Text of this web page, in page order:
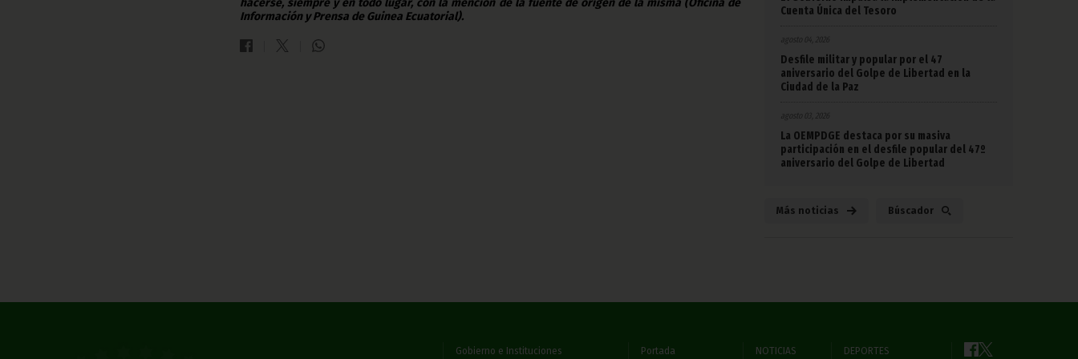
Información y Prensa de Guinea Ecuatorial).
Cuenta Única del Tesoro
agosto 04, 2026
Desfile militar y popular por el 47
aniversario del Golpe de Libertad en la
Ciudad de la Paz
agosto 03, 2026
La OEMPDGE destaca por su masiva
participación en el desfile popular del 47º
aniversario del Golpe de Libertad
Más noticias Búscador
Gobierno e Instituciones Portada NOTICIAS DEPORTES